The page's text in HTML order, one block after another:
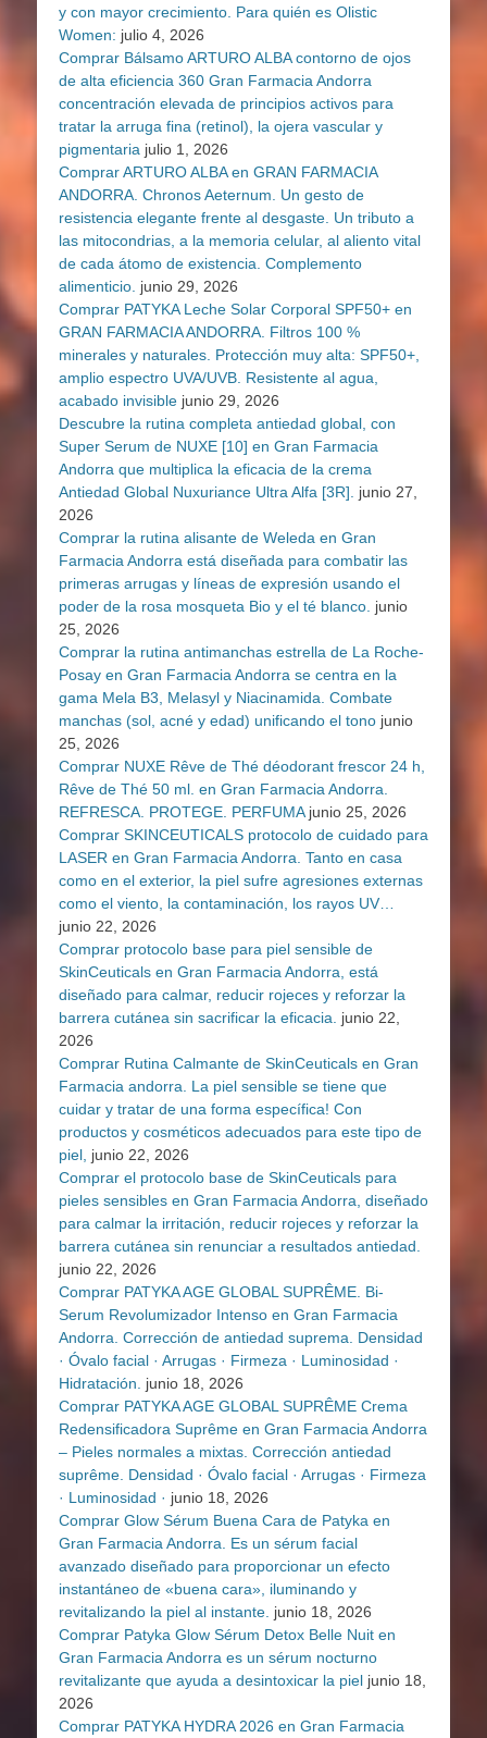
y con mayor crecimiento. Para quién es Olistic
Women: julio 4, 2026
Comprar Bálsamo ARTURO ALBA contorno de ojos
de alta eficiencia 360 Gran Farmacia Andorra
concentración elevada de principios activos para
tratar la arruga fina (retinol), la ojera vascular y
pigmentaria julio 1, 2026
Comprar ARTURO ALBA en GRAN FARMACIA
ANDORRA. Chronos Aeternum. Un gesto de
resistencia elegante frente al desgaste. Un tributo a
las mitocondrias, a la memoria celular, al aliento vital
de cada átomo de existencia. Complemento
alimenticio. junio 29, 2026
Comprar PATYKA Leche Solar Corporal SPF50+ en
GRAN FARMACIA ANDORRA. Filtros 100 %
minerales y naturales. Protección muy alta: SPF50+,
amplio espectro UVA/UVB. Resistente al agua,
acabado invisible junio 29, 2026
Descubre la rutina completa antiedad global, con
Super Serum de NUXE [10] en Gran Farmacia
Andorra que multiplica la eficacia de la crema
Antiedad Global Nuxuriance Ultra Alfa [3R].
junio 27,
2026
Comprar la rutina alisante de Weleda en Gran
Farmacia Andorra está diseñada para combatir las
primeras arrugas y líneas de expresión usando el
poder de la rosa mosqueta Bio y el té blanco. junio
25, 2026
Comprar la rutina antimanchas estrella de La Roche-
Posay en Gran Farmacia Andorra se centra en la
gama Mela B3, Melasyl y Niacinamida. Combate
manchas (sol, acné y edad) unificando el tono junio
25, 2026
Comprar NUXE Rêve de Thé déodorant frescor 24 h,
Rêve de Thé 50 ml. en Gran Farmacia Andorra.
REFRESCA. PROTEGE. PERFUMA junio 25, 2026
Comprar SKINCEUTICALS protocolo de cuidado para
LASER en Gran Farmacia Andorra. Tanto en casa
como en el exterior, la piel sufre agresiones externas
como el viento, la contaminación, los rayos UV…
junio 22, 2026
Comprar protocolo base para piel sensible de
SkinCeuticals en Gran Farmacia Andorra, está
diseñado para calmar, reducir rojeces y reforzar la
barrera cutánea sin sacrificar la eficacia.
junio 22,
2026
Comprar Rutina Calmante de SkinCeuticals en Gran
Farmacia andorra. La piel sensible se tiene que
cuidar y tratar de una forma específica! Con
productos y cosméticos adecuados para este tipo de
piel, junio 22, 2026
Comprar el protocolo base de SkinCeuticals para
pieles sensibles en Gran Farmacia Andorra, diseñado
para calmar la irritación, reducir rojeces y reforzar la
barrera cutánea sin renunciar a resultados antiedad.
junio 22, 2026
Comprar PATYKA AGE GLOBAL SUPRÊME. Bi-
Serum Revolumizador Intenso en Gran Farmacia
Andorra. Corrección de antiedad suprema. Densidad
· Óvalo facial · Arrugas · Firmeza · Luminosidad ·
Hidratación.
junio 18, 2026
Comprar PATYKA AGE GLOBAL SUPRÊME Crema
Redensificadora Suprême en Gran Farmacia Andorra
– Pieles normales a mixtas. Corrección antiedad
suprême. Densidad · Óvalo facial · Arrugas · Firmeza
· Luminosidad · junio 18, 2026
Comprar Glow Sérum Buena Cara de Patyka en
Gran Farmacia Andorra. Es un sérum facial
avanzado diseñado para proporcionar un efecto
instantáneo de «buena cara», iluminando y
revitalizando la piel al instante. junio 18, 2026
Comprar Patyka Glow Sérum Detox Belle Nuit en
Gran Farmacia Andorra es un sérum nocturno
revitalizante que ayuda a desintoxicar la piel junio 18,
2026
Comprar PATYKA HYDRA 2026 en Gran Farmacia